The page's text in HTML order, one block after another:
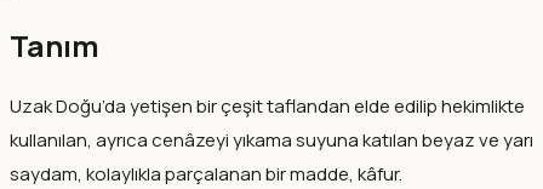
Tanım
Uzak Doğu’da yetişen bir çeşit taflandan elde edilip hekimlikte
kullanılan, ayrıca cenâzeyi yıkama suyuna katılan beyaz ve yarı
saydam, kolaylıkla parçalanan bir madde, kâfur.